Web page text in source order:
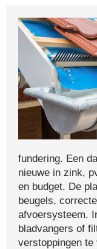
fundering. Een
nieuwe in zink,
en budget. De
beugels,
afvoersysteem.
bladvangers of
verstoppingen